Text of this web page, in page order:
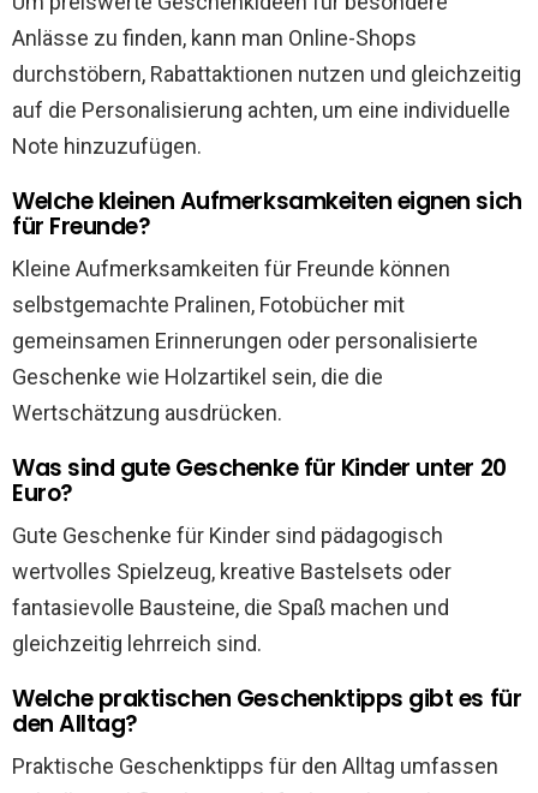
Anlässe zu finden, kann man Online-Shops
durchstöbern, Rabattaktionen nutzen und gleichzeitig
auf die Personalisierung achten, um eine individuelle
Note hinzuzufügen.
Welche kleinen Aufmerksamkeiten eignen sich
für Freunde?
Kleine Aufmerksamkeiten für Freunde können
selbstgemachte Pralinen, Fotobücher mit
gemeinsamen Erinnerungen oder personalisierte
Geschenke wie Holzartikel sein, die die
Wertschätzung ausdrücken.
Was sind gute Geschenke für Kinder unter 20
Euro?
Gute Geschenke für Kinder sind pädagogisch
wertvolles Spielzeug, kreative Bastelsets oder
fantasievolle Bausteine, die Spaß machen und
gleichzeitig lehrreich sind.
Welche praktischen Geschenktipps gibt es für
den Alltag?
Praktische Geschenktipps für den Alltag umfassen